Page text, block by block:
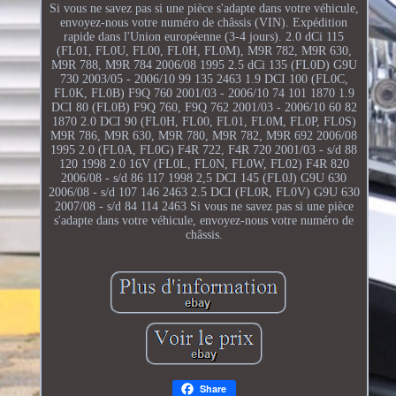
Si vous ne savez pas si une pièce s'adapte dans votre véhicule,
envoyez-nous votre numéro de châssis (VIN). Expédition
rapide dans l'Union européenne (3-4 jours). 2.0 dCi 115
(FL01, FL0U, FL00, FL0H, FL0M), M9R 782, M9R 630,
M9R 788, M9R 784 2006/08 1995 2.5 dCi 135 (FL0D) G9U
730 2003/05 - 2006/10 99 135 2463 1.9 DCI 100 (FL0C,
FL0K, FL0B) F9Q 760 2001/03 - 2006/10 74 101 1870 1.9
DCI 80 (FL0B) F9Q 760, F9Q 762 2001/03 - 2006/10 60 82
1870 2.0 DCI 90 (FL0H, FL00, FL01, FL0M, FL0P, FL0S)
M9R 786, M9R 630, M9R 780, M9R 782, M9R 692 2006/08
1995 2.0 (FL0A, FL0G) F4R 722, F4R 720 2001/03 - s/d 88
120 1998 2.0 16V (FL0L, FL0N, FL0W, FL02) F4R 820
2006/08 - s/d 86 117 1998 2,5 DCI 145 (FL0J) G9U 630
2006/08 - s/d 107 146 2463 2.5 DCI (FL0R, FL0V) G9U 630
2007/08 - s/d 84 114 2463 Si vous ne savez pas si une pièce
s'adapte dans votre véhicule, envoyez-nous votre numéro de
châssis.
Share